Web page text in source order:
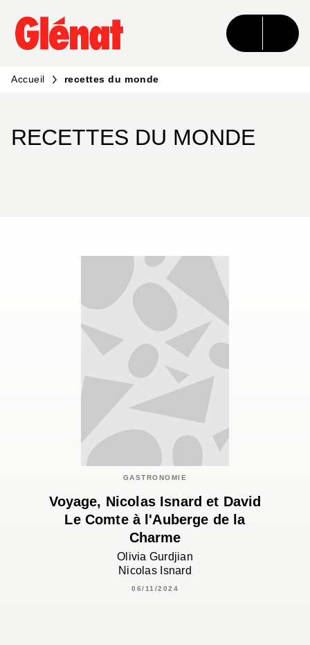
MENU RECHERCHE CONTENU
PIED DE PAGE
Accueil recettes du monde
RECETTES DU MONDE
GASTRONOMIE
Voyage, Nicolas Isnard et David
Le Comte à l'Auberge de la
Charme
Olivia Gurdjian
Nicolas Isnard
06/11/2024